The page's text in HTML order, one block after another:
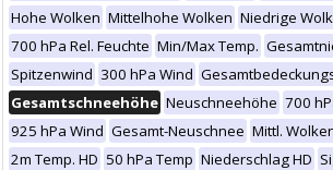
Hohe Wolken Mittelhohe Wolken Niedrige
700 hPa Rel. Feuchte Min/Max Temp.
Spitzenwind 300 hPa Wind
Gesamtschneehöhe Neuschneehöhe 700
925 hPa Wind Gesamt-Neuschnee Mittl.
2m Temp. HD 50 hPa Temp Niederschlag HD